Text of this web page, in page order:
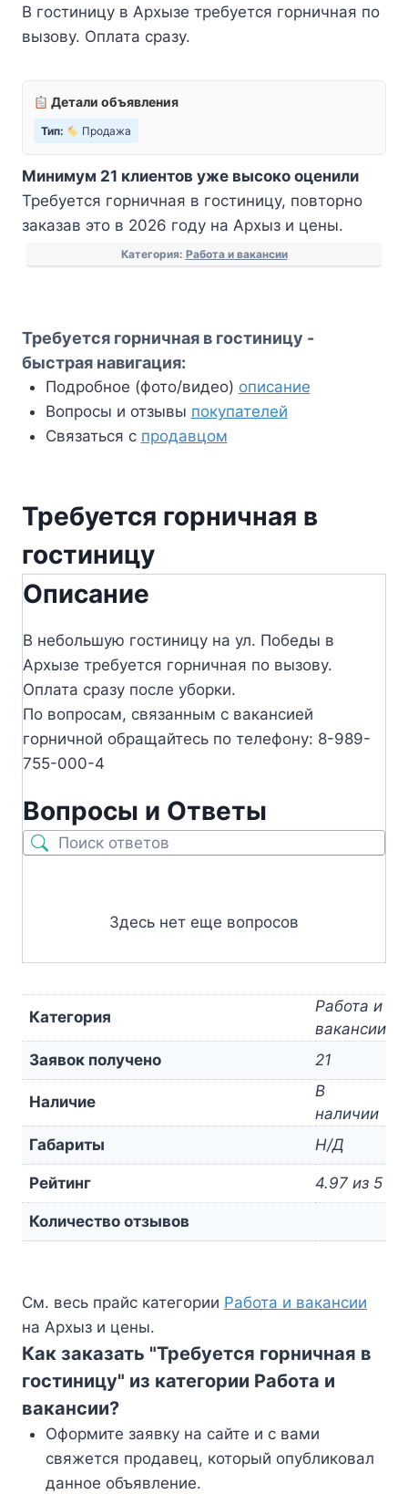
В гостиницу в Архызе требуется горничная по
вызову. Оплата сразу.
Детали объявления
Тип: Продажа
Минимум 21 клиентов уже высоко оценили
Требуется горничная в гостиницу, повторно
заказав это в 2026 году на Архыз и цены.
Категория: Работа и вакансии
Требуется горничная в гостиницу -
быстрая навигация:
Подробное (фото/видео) описание
Вопросы и отзывы покупателей
Связаться с продавцом
Требуется горничная в
гостиницу
Описание
В небольшую гостиницу на ул. Победы в
Архызе требуется горничная по вызову.
Оплата сразу после уборки.
По вопросам, связанным с вакансией
горничной обращайтесь по телефону: 8-989-
755-000-4
Вопросы и Ответы
Здесь нет еще вопросов
Категория
Работа и
вакансии
Заявок получено
21
Наличие
В
наличии
Габариты
Н/Д
Рейтинг 4.97 из 5
Количество отзывов
См. весь прайс категории Работа и вакансии
на Архыз и цены.
Как заказать "Требуется горничная в
гостиницу" из категории Работа и
вакансии?
Оформите заявку на сайте и с вами
свяжется продавец, который опубликовал
данное объявление.